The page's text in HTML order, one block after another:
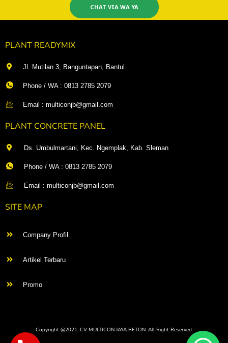
CHAT VIA WA YA
PLANT READYMIX
Jl. Mutilan 3, Banguntapan, Bantul
Phone / WA : 0813 2785 2079
Email : multiconjb@gmail.com
PLANT CONCRETE PANEL
Ds. Umbulmartani, Kec. Ngemplak, Kab. Sleman
Phone / WA : 0813 2785 2079
Email : multiconjb@gmail.com
SITE MAP
Company Profil
Artikel Terbaru
Promo
Copyright @2021. CV MULTICON JAYA BETON. All Right Reserved.